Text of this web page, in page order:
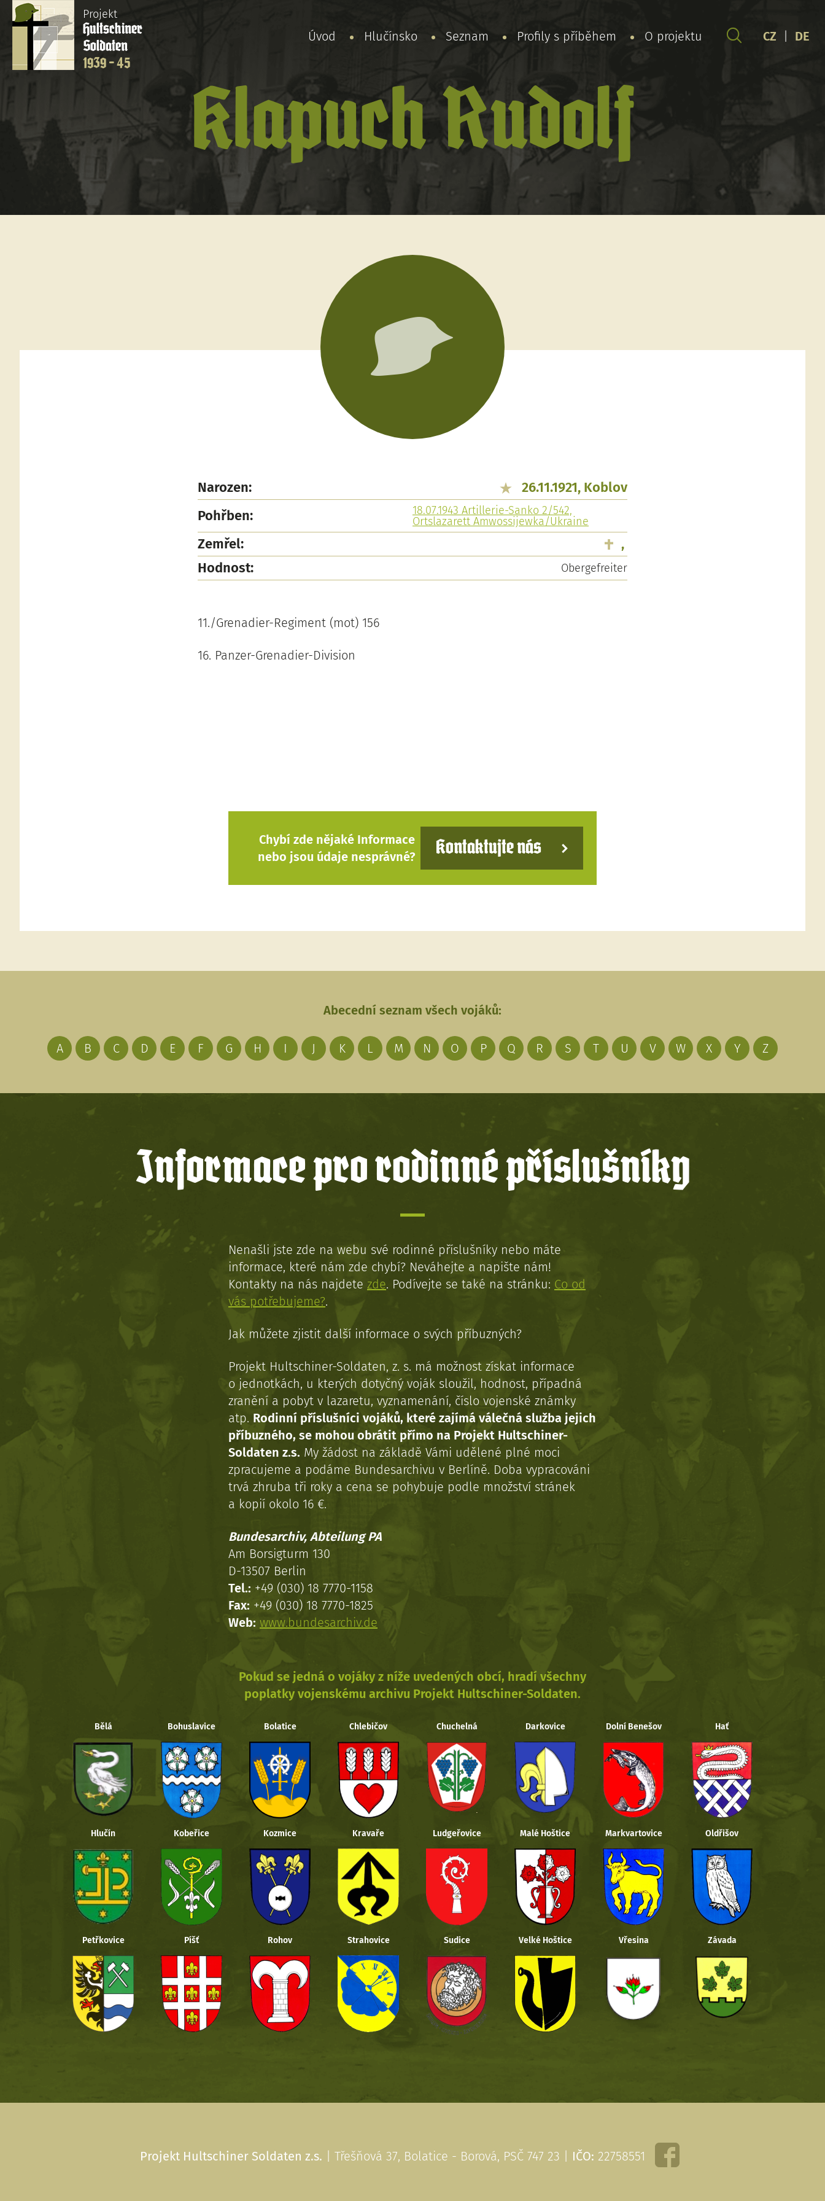
Projekt
Hultschiner
Soldaten
1939 - 45
Úvod Hlučínsko Seznam Profily s příběhem O projektu CZ DE
Klapuch Rudolf
Narozen:
26.11.1921, Koblov
Pohřben:
18.07.1943 Artillerie-Sanko 2/542,
Ortslazarett Amwossijewka/Ukraine
Zemřel:
,
Hodnost:
Obergefreiter
11./Grenadier-Regiment (mot) 156
16. Panzer-Grenadier-Division
Chybí zde nějaké Informace
nebo jsou údaje nesprávné?
Kontaktujte nás
Abecední seznam všech vojáků:
A B C D E F G H I J K L M N O P Q R S T U V W X Y Z
Informace pro rodinné příslušníky
Nenašli jste zde na webu své rodinné příslušníky nebo máte
informace, které nám zde chybí? Neváhejte a napište nám!
Kontakty na nás najdete zde. Podívejte se také na stránku: Co od
vás potřebujeme?.
Jak můžete zjistit další informace o svých příbuzných?
Projekt Hultschiner-Soldaten, z. s. má možnost získat informace
o jednotkách, u kterých dotyčný voják sloužil, hodnost, případná
zranění a pobyt v lazaretu, vyznamenání, číslo vojenské známky
atp. Rodinní příslušníci vojáků, které zajímá válečná služba jejich
příbuzného, se mohou obrátit přímo na Projekt Hultschiner-
Soldaten z.s. My žádost na základě Vámi udělené plné moci
zpracujeme a podáme Bundesarchivu v Berlíně. Doba vypracováni
trvá zhruba tři roky a cena se pohybuje podle množství stránek
a kopií okolo 16 €.
Bundesarchiv, Abteilung PA
Am Borsigturm 130
D-13507 Berlin
Tel.: +49 (030) 18 7770-1158
Fax: +49 (030) 18 7770-1825
Web: www.bundesarchiv.de
Pokud se jedná o vojáky z níže uvedených obcí, hradí všechny
poplatky vojenskému archivu Projekt Hultschiner-Soldaten.
Bělá Bohuslavice Bolatice Chlebičov Chuchelná Darkovice Dolní Benešov Hať
Hlučín Kobeřice Kozmice Kravaře Ludgeřovice Malé Hoštice Markvartovice Oldřišov
Petřkovice Píšť Rohov Strahovice Sudice Velké Hoštice Vřesina Závada
Projekt Hultschiner Soldaten z.s. | Třešňová 37, Bolatice - Borová, PSČ 747 23 | IČO: 22758551